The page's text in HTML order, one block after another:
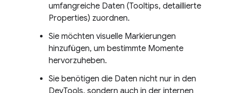
umfangreiche Daten (Tooltips, detaillierte
Properties) zuordnen.
Sie möchten visuelle Markierungen
hinzufügen, um bestimmte Momente
hervorzuheben.
Sie benötigen die Daten nicht nur in den
DevTools, sondern auch in der internen